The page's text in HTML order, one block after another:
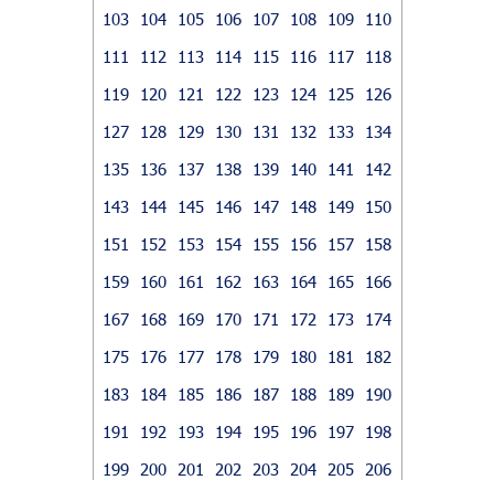
103
104 105 106 107 108 109
110
111
112 113 114 115 116 117
118
119
120 121 122 123 124 125
126
127
128 129 130 131 132 133
134
135
136 137 138 139 140 141
142
143
144 145 146 147 148 149
150
151
152 153 154 155 156 157
158
159
160 161 162 163 164 165
166
167
168 169 170 171 172 173
174
175
176 177 178 179 180 181
182
183
184 185 186 187 188 189
190
191
192 193 194 195 196 197
198
199
200 201 202 203 204 205
206